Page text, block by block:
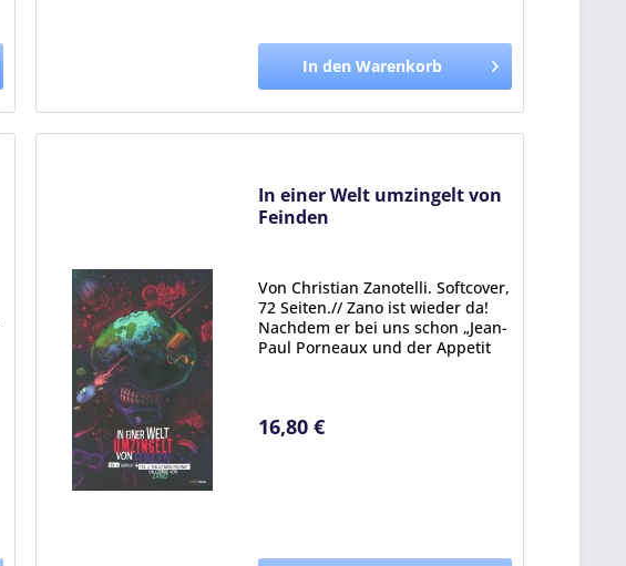
In den Warenkorb
In einer Welt umzingelt von
Feinden
Von Christian Zanotelli. Softcover,
72 Seiten.// Zano ist wieder da!
Nachdem er bei uns schon „Jean-
Paul Porneaux und der Appetit
sein neusester...
16,80 €